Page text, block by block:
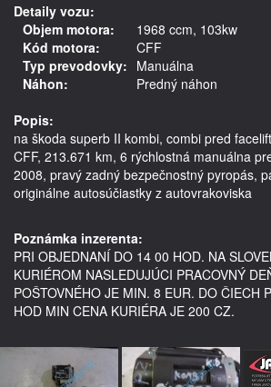
Detaily vozu:
Objem motora:
1968 ccm, 103kw
Kód motora:
CFF
Typ prevodovky: Manuálna
Náhon:
Predný náhon
Popis:
na škoda superb II kombi, combi pred
CFF, 213.671 km, 6 rýchlostná manuálna
2008, pravý zadný bezpečnostný pyropás,
originálne autosúčiastky z autovrakoviska
Poznámka inzerenta:
PRI OBJEDNANÍ DO 14 00 HOD. NA
KURIÉROM NASLEDUJÚCI PRACOVNÝ
POŠTOVNÉHO JE MIN. 8 EUR. DO ČIECH
HOD MIN CENA KURIÉRA JE 200 CZ.